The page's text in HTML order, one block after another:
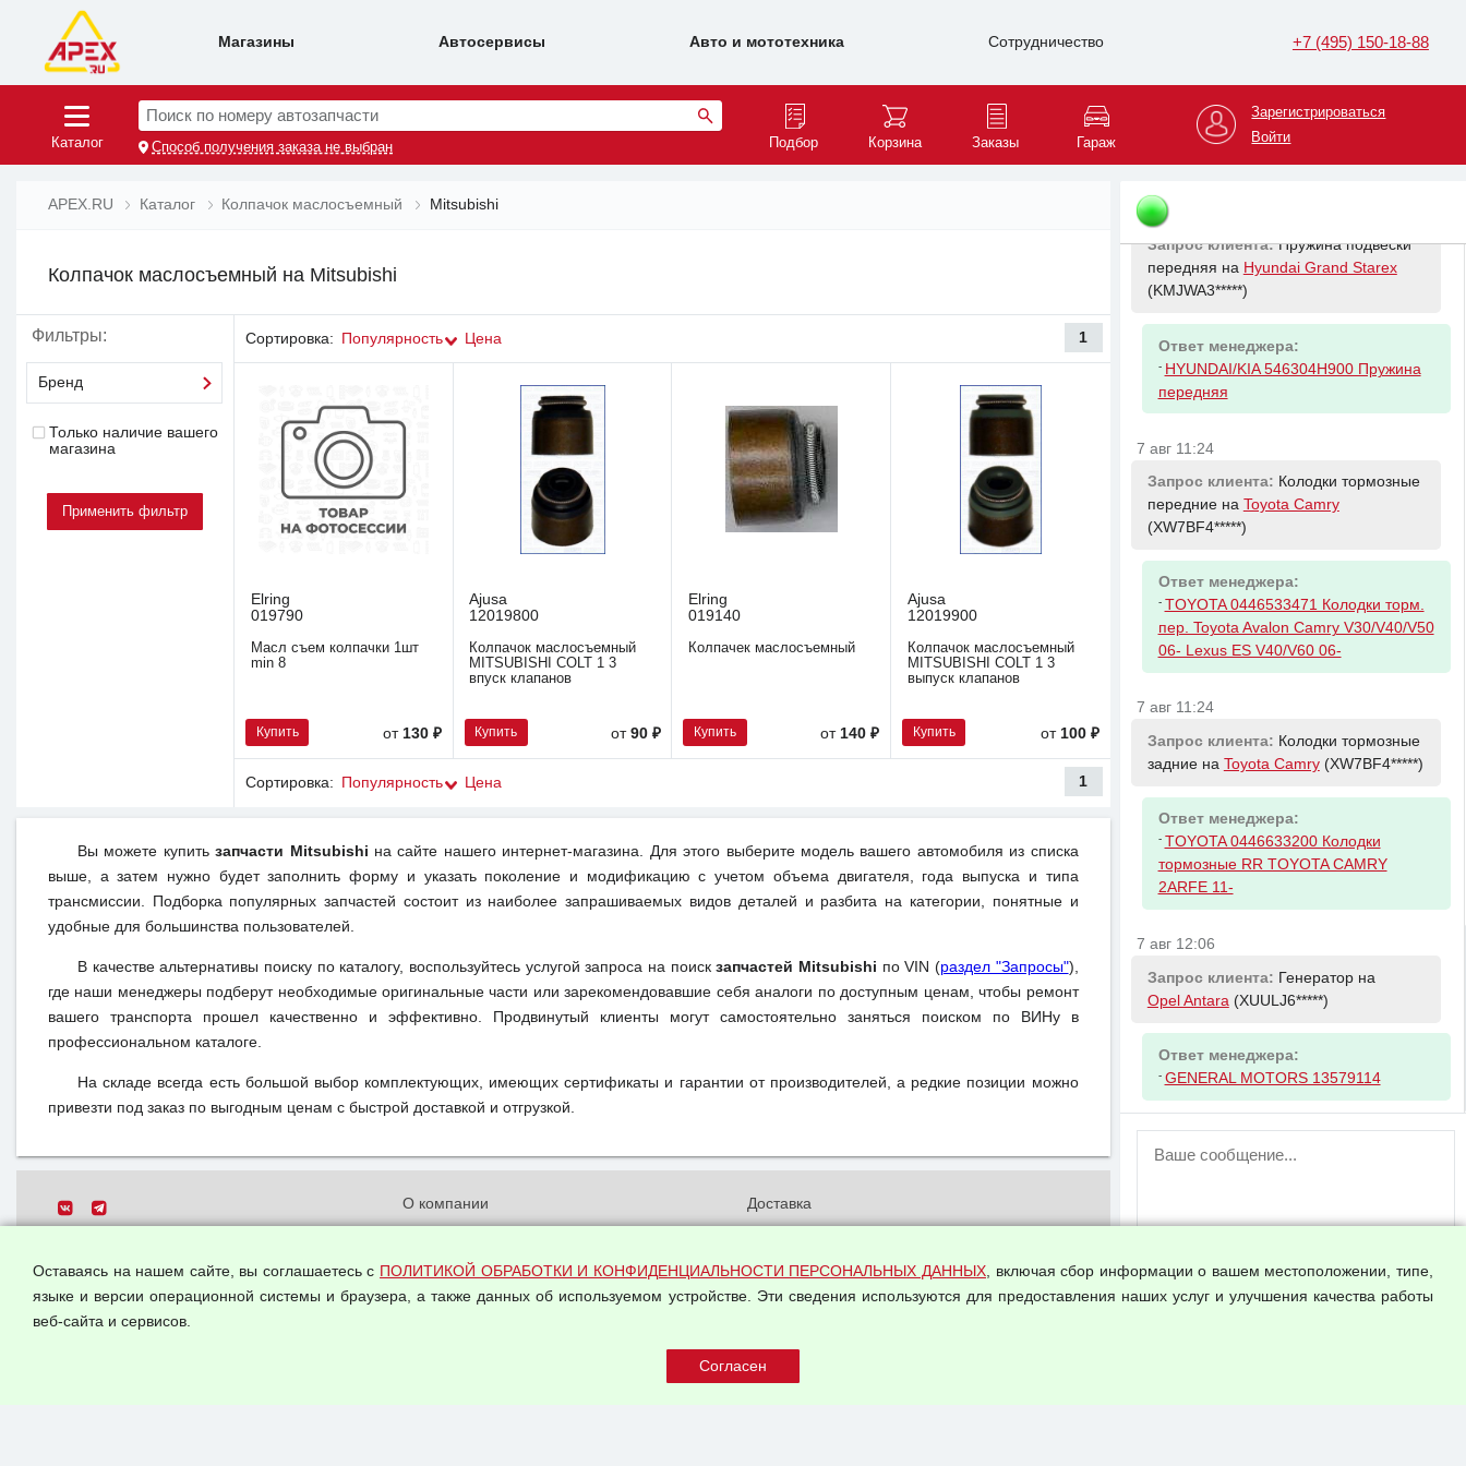
Магазины Автосервисы Авто и мототехника Сотрудничество +7 (495) 150-18-88
Каталог
Поиск по номеру автозапчасти
Способ получения заказа не выбран Подбор Корзина Заказы Гараж
Зарегистрироваться
Войти
APEX.RU Каталог Колпачок маслосъемный Mitsubishi
Колпачок маслосъемный на Mitsubishi
Фильтры:
Бренд
Только наличие вашего
магазина
Сортировка: Популярность Цена 1
Elring
019790
Масл съем колпачки 1шт
min 8
Купить от 130 ₽
Ajusa
12019800
Колпачок маслосъемный
MITSUBISHI COLT 1 3
впуск клапанов
Купить от 90 ₽
Elring
019140
Колпачек маслосъемный
Купить от 140 ₽
Ajusa
12019900
Колпачок маслосъемный
MITSUBISHI COLT 1 3
выпуск клапанов
Купить от 100 ₽
Сортировка: Популярность Цена 1
Вы можете купитьзапчасти Mitsubishi на сайте нашего интернет-магазина. Для этого выберите модель вашего автомобиля из списка
выше, а затем нужно будет заполнить форму и указать поколение и модификацию с учетом объема двигателя, года выпуска и типа
трансмиссии. Подборка популярных запчастей состоит из наиболее запрашиваемых видов деталей и разбита на категории, понятные и
удобные для большинства пользователей.
В качестве альтернативы поиску по каталогу, воспользуйтесь услугой запроса на поискзапчастей Mitsubishi по VIN (раздел "Запросы"),
где наши менеджеры подберут необходимые оригинальные части или зарекомендовавшие себя аналоги по доступным ценам, чтобы ремонт
вашего транспорта прошел качественно и эффективно. Продвинутый клиенты могут самостоятельно заняться поиском по ВИНу в
профессиональном каталоге.
На складе всегда есть большой выбор комплектующих, имеющих сертификаты и гарантии от производителей, а редкие позиции можно
привезти под заказ по выгодным ценам с быстрой доставкой и отгрузкой.
Все права защищены.
О компании
данных
Доставка
Оплата и возвраты
Арендодателям
Оставаясь на нашем сайте, вы соглашаетесь с ПОЛИТИКОЙ ОБРАБОТКИ И КОНФИДЕНЦИАЛЬНОСТИ ПЕРСОНАЛЬНЫХ ДАННЫХ, включая сбор информации о вашем местоположении, типе,
языке и версии операционной системы и браузера, а также данных об используемом устройстве. Эти сведения используются для предоставления наших услуг и улучшения качества работы
веб-сайта и сервисов.
-castrol
castrol bot
7 авг 10:52
Запрос клиента:Пружина подвески
передняя на Hyundai Grand Starex
(KMJWA3*****)
Ответ менеджера:
- HYUNDAI/KIA 546304H900 Пружина
передняя
7 авг 11:24
Запрос клиента: Колодки тормозные
передние на Toyota Camry
(XW7BF4*****)
Ответ менеджера:
- TOYOTA 0446533471 Колодки торм.
пер. Toyota Avalon Camry V30/V40/V50
06- Lexus ES V40/V60 06-
7 авг 11:24
Запрос клиента: Колодки тормозные
задние на Toyota Camry(XW7BF4*****)
Ответ менеджера:
- TOYOTA 0446633200 Колодки
тормозные RR TOYOTA CAMRY
2ARFE 11-
7 авг 12:06
Запрос клиента: Генератор на
Opel Antara (XUULJ6*****)
Ответ менеджера:
- GENERAL MOTORS 13579114
ВНИМАНИЕ!
пользователей временно отключена!
аккаунт.